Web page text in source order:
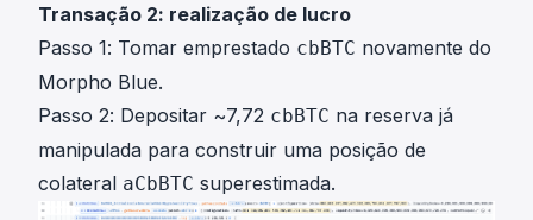
Transação 2: realização de lucro
Passo 1: Tomar emprestado cbBTC novamente do
Morpho Blue.
Passo 2: Depositar ~7,72 cbBTC na reserva já
manipulada para construir uma posição de
colateral aCbBTC superestimada.